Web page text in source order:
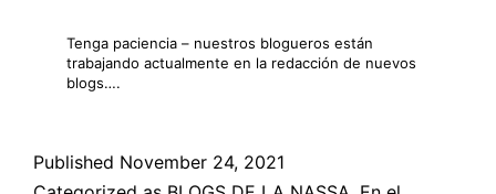
Tenga paciencia – nuestros blogueros están
trabajando actualmente en la redacción de nuevos
blogs….
Published November 24, 2021